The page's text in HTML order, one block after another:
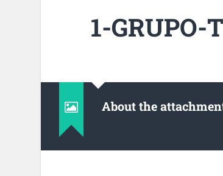
1-GRUPO-
About the